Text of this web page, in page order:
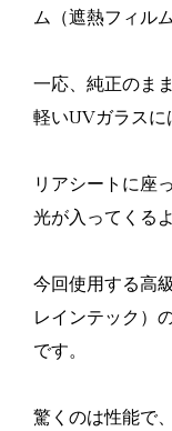
ム（遮熱フィル
一応、純正のま
軽いUVガラスに
リアシートに座
光が入ってくる
今回使用する高
レインテック）
です。
驚くのは性能で